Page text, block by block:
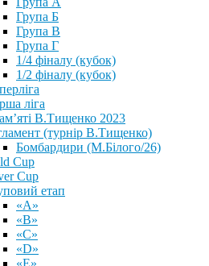
Група Б
Група В
Група Г
1/4 фіналу (кубок)
1/2 фіналу (кубок)
ліга
В.Тищенко 2023
(турнір В.Тищенко)
Бомбардири (М.Білого/26)
Cup
Cup
етап
«А»
«В»
«С»
«D»
«Е»